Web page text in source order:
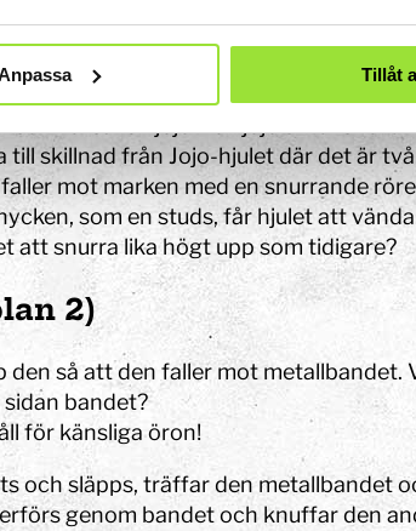
Tillåt
steg tillbaka och släpp det. Hur
som leksaken jojo. I en jojo sitter
till skillnad från Jojo-hjulet där det är
mot marken med en snurrande
som en studs, får hjulet att
att snurra lika högt upp som tidigare?
2)
den så att den faller mot metallbandet.
bandet?
för känsliga öron!
och släpps, träffar den metallbandet
genom bandet och knuffar den